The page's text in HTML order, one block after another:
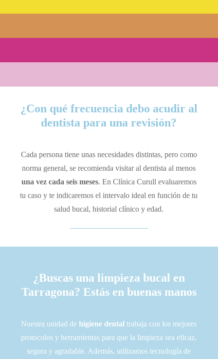
¿Con qué frecuencia debo acudir al
dentista para una revisión?
Cada persona tiene unas necesidades distintas, pero como
norma general, se recomienda visitar al dentista al menos
una vez cada seis meses. En Clínica Curull evaluaremos
tu caso y te indicaremos el intervalo ideal en función de tu
salud bucal, historial clínico y edad.
¿Buscas una limpieza bucal en
Tarragona? Estás en buenas manos
Nuestra unidad dehigiene dental trabaja con los mejores
protocolos y herramientas para que la limpieza sea eficaz,
segura y agradable. Además, utilizamos tecnología de